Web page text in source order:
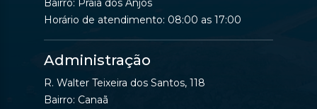
Bairro: Praia dos Anjos
Horário de atendimento: 08:00 as 17:00
Administração
R. Walter Teixeira dos Santos, 118
Bairro: Canaã